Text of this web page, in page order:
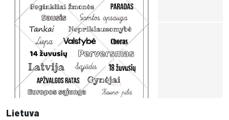
Lietuva